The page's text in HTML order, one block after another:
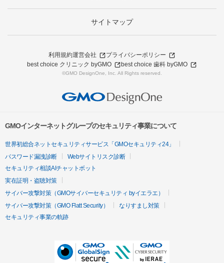
サイトマップ
利用規約運営会社
プライバシーポリシー
best choice クリニック byGMO
best choice 歯科 byGMO
©GMO DesignOne, Inc. All Rights reserved.
GMOインターネットグループのセキュリティ事業について
世界初総合ネットセキュリティサービス「GMOセキュリティ24」
パスワード漏洩診断
Webサイトリスク診断
セキュリティ相談AIチャットボット
実在証明・盗聴対策
サイバー攻撃対策（GMOサイバーセキュリティ byイエラエ）
サイバー攻撃対策（GMO Flatt Security）
なりすまし対策
セキュリティ事業の軌跡